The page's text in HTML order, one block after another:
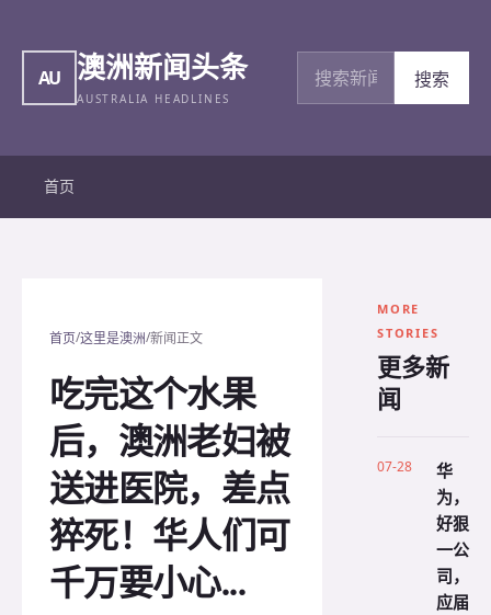
AU 澳洲新闻头条
AUSTRALIA HEADLINES
搜索新闻
搜索
首页
首页/这里是澳洲/新闻正文
吃完这个水果
后，澳洲老妇被
送进医院，差点
猝死！华人们可
千万要小心...
MORE
STORIES
更多新
闻
07-28
华
为，
好狠
一公
司，
应届